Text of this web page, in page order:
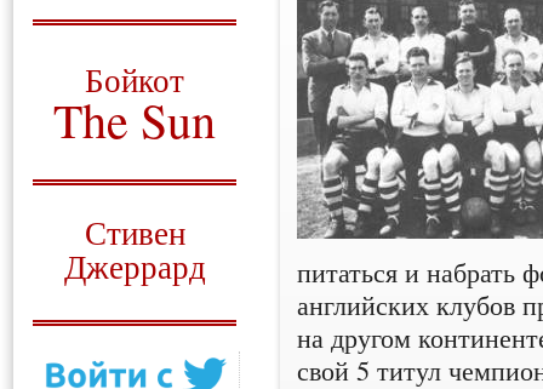
Бойкот
The Sun
Стивен
Джеррард
питаться и набрать
английских клубов
на другом
свой 5 титул